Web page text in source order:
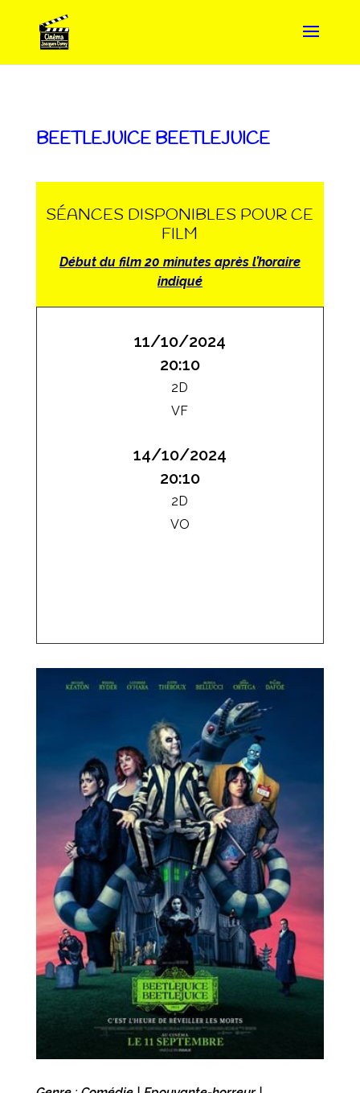
BEETLEJUICE BEETLEJUICE
SÉANCES DISPONIBLES POUR CE
FILM
Début du film 20 minutes après l’horaire
indiqué
11/10/2024
20:10
2D
VF
14/10/2024
20:10
2D
VO